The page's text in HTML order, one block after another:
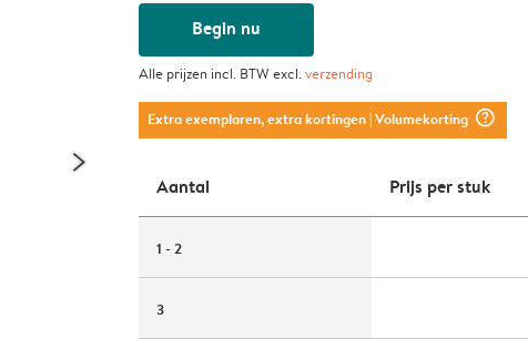
Begin nu
Alle prijzen incl. BTW excl.verzending
Extra exemplaren, extra kortingen| Volumekorting question_mark_circle
Aantal Prijs per stuk
1 - 2
3